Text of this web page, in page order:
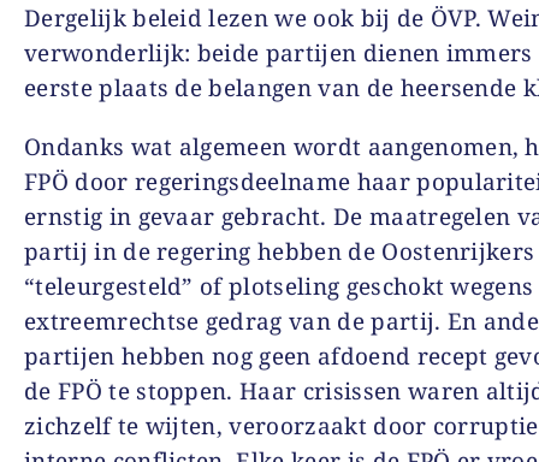
Dergelijk beleid lezen we ook bij de ÖVP.
verwonderlijk: beide partijen dienen immers
eerste plaats de belangen van de heersende
Ondanks wat algemeen wordt aangenomen,
FPÖ door regeringsdeelname haar
ernstig in gevaar gebracht. De maatregelen
partij in de regering hebben de
“teleurgesteld” of plotseling geschokt
extreemrechtse gedrag van de partij. En
partijen hebben nog geen afdoend recept
de FPÖ te stoppen. Haar crisissen waren
zichzelf te wijten, veroorzaakt door